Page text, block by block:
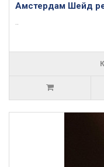
Амстердам Шейд
..